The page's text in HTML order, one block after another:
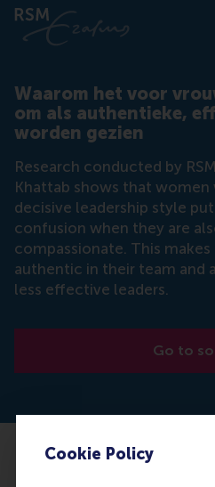
Cookie Policy
Waarom het voor
om als authentieke,
worden gezien
Research conducted by
Khattab shows that women
decisive leadership style
confusion when they are
compassionate. This
authentic in their team and
less effective leaders.
Go to
Research conducted by